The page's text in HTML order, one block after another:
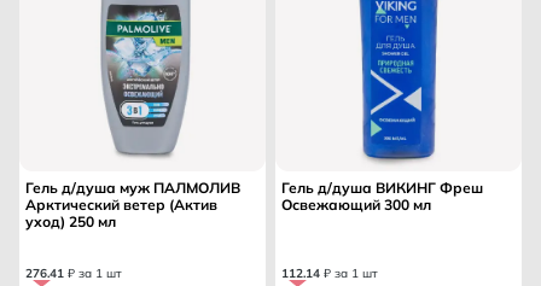
Гель д/душа муж ПАЛМОЛИВ
Арктический ветер (Актив
уход) 250 мл
276.41 ₽ за 1 шт
Гель д/душа ВИКИНГ Фреш
Освежающий 300 мл
112.14 ₽ за 1 шт